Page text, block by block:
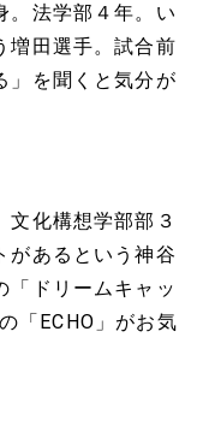
。法学部４年。い
増田選手。試合前
」を聞くと気分が
文化構想学部部３
があるという神谷
「ドリームキャッ
「ECHO」がお気